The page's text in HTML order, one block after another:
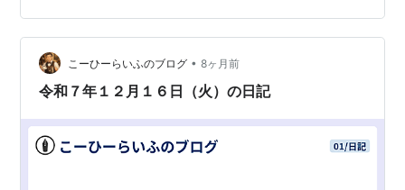
こーひーらいふのブログ • 8ヶ月前
令和７年１２月１６日（火）の日記